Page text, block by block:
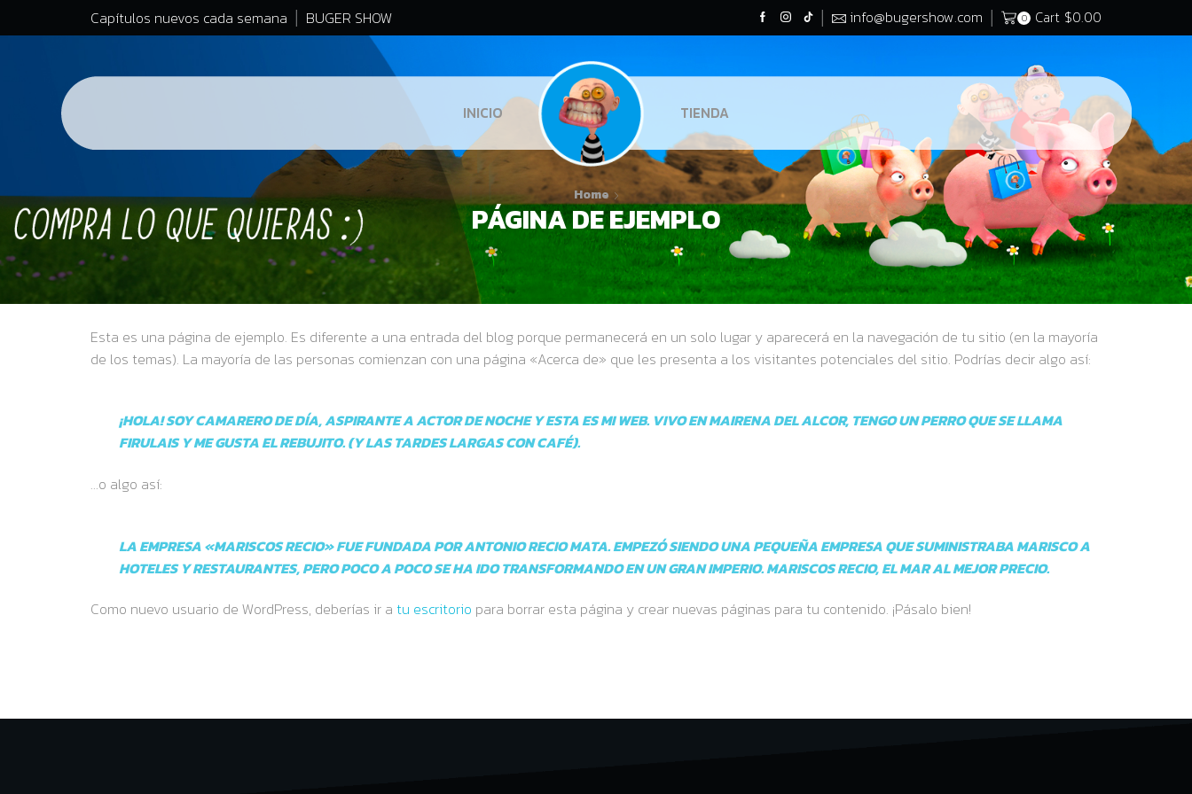
Capítulos nuevos cada semana BUGER SHOW info@bugershow.com 0 Cart $0.00
INICIO TIENDA
Home
PÁGINA DE EJEMPLO
Esta es una página de ejemplo. Es diferente a una entrada del blog porque permanecerá en un solo lugar y aparecerá en la navegación de tu sitio (en la mayoría
de los temas). La mayoría de las personas comienzan con una página «Acerca de» que les presenta a los visitantes potenciales del sitio. Podrías decir algo así:
¡HOLA! SOY CAMARERO DE DÍA, ASPIRANTE A ACTOR DE NOCHE Y ESTA ES MI WEB. VIVO EN MAIRENA DEL ALCOR, TENGO UN PERRO QUE SE LLAMA
FIRULAIS Y ME GUSTA EL REBUJITO. (Y LAS TARDES LARGAS CON CAFÉ).
…o algo así:
LA EMPRESA «MARISCOS RECIO» FUE FUNDADA POR ANTONIO RECIO MATA. EMPEZÓ SIENDO UNA PEQUEÑA EMPRESA QUE SUMINISTRABA MARISCO A
HOTELES Y RESTAURANTES, PERO POCO A POCO SE HA IDO TRANSFORMANDO EN UN GRAN IMPERIO. MARISCOS RECIO, EL MAR AL MEJOR PRECIO.
Como nuevo usuario de WordPress, deberías ir a tu escritorio para borrar esta página y crear nuevas páginas para tu contenido. ¡Pásalo bien!